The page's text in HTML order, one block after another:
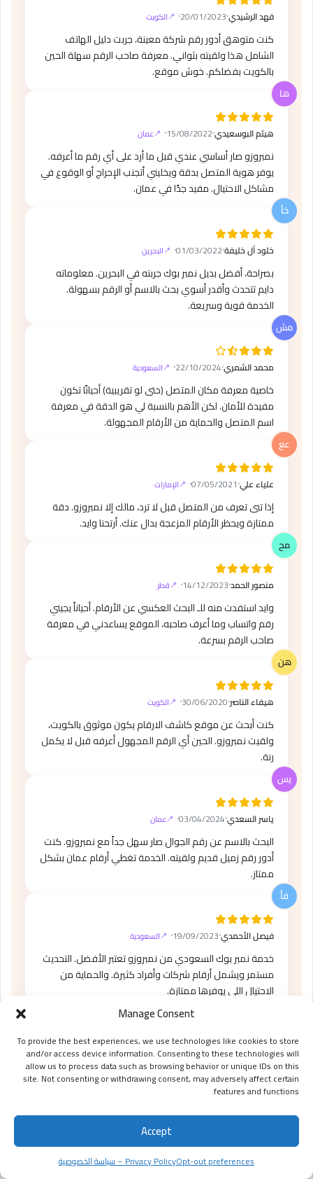
Manage Consent
To provide the best experiences, we use technologies like cookies to store
and/or access device information. Consenting to these technologies will
allow us to process data such as browsing behavior or unique IDs on this
site. Not consenting or withdrawing consent, may adversely affect certain
features and functions.
Accept
Opt-out preferencesPrivacy Policy – سياسة الخصوصية
فهد الرشيدي⸱
20/01/2023
⸱ الكويت
كنت متوهق أدور رقم شركة معينة، جربت دليل الهاتف
الشامل هذا ولقيته بثواني. معرفة صاحب الرقم سهلة الحين
بالكويت بفضلكم. خوش موقع.
هيثم البوسعيدي⸱
15/08/2022
⸱ عمان
نمبروزو صار أساسي عندي قبل ما أرد على أي رقم ما أعرفه.
يوفر هوية المتصل بدقة ويخليني أتجنب الإحراج أو الوقوع في
مشاكل الاحتيال. مفيد جدًا في عمان.
خلود آل خليفة⸱
01/03/2022
⸱ البحرين
بصراحة، أفضل بديل نمبر بوك جربته في البحرين. معلوماته
دايم تتحدث وأقدر أسوي بحث بالاسم أو الرقم بسهولة.
الخدمة قوية وسريعة.
محمد الشمري⸱
22/10/2024
⸱ السعودية
خاصية معرفة مكان المتصل (حتى لو تقريبية) أحيانًا تكون
مفيدة للأمان. لكن الأهم بالنسبة لي هو الدقة في معرفة
اسم المتصل والحماية من الأرقام المجهولة.
علياء علي⸱
07/05/2021
⸱ الإمارات
إذا تبى تعرف من المتصل قبل لا ترد، مالك إلا نمبروزو. دقة
ممتازة ويحظر الأرقام المزعجة بدال عنك. أرتحنا وايد.
منصور الحمد⸱
14/12/2023
⸱ قطر
وايد استفدت منه للـ البحث العكسي عن الأرقام. أحياناً يجيني
رقم واتساب وما أعرف صاحبه، الموقع يساعدني في معرفة
صاحب الرقم بسرعة.
هيفاء الناصر⸱
30/06/2020
⸱ الكويت
كنت أبحث عن موقع كاشف الارقام يكون موثوق بالكويت،
ولقيت نمبروزو. الحين أي الرقم المجهول أعرفه قبل لا يكمل
رنة.
ياسر السعدي⸱
03/04/2024
⸱ عمان
البحث بالاسم عن رقم الجوال صار سهل جداً مع نمبروزو. كنت
أدور رقم زميل قديم ولقيته. الخدمة تغطي أرقام عمان بشكل
ممتاز.
فيصل الأحمدي⸱
19/09/2023
⸱ السعودية
خدمة نمبر بوك السعودي من نمبروزو تعتبر الأفضل. التحديث
مستمر ويشمل أرقام شركات وأفراد كثيرة. والحماية من
الاحتيال اللي يوفرها ممتازة.
إسلام مرسي⸱
04/09/2024
⸱ مصر
أحسن حاجة في موقع نمبروزو ده إنه فعلاً بيجيب هوية
المتصل صح. وارتحت أوي من مكالمات التسويق العقاري
سمر الشامي⸱
17/03/2023
⸱ الأردن